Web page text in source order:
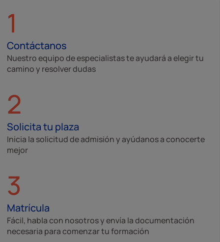
1
Contáctanos
Nuestro equipo de especialistas te ayudará a elegir tu
camino y resolver dudas
2
Solicita tu plaza
Inicia la solicitud de admisión y ayúdanos a conocerte
mejor
3
Matrícula
Fácil, habla con nosotros y envía la documentación
necesaria para comenzar tu formación